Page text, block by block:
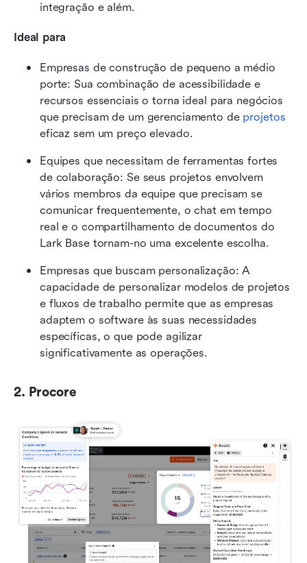
integração e além.
Ideal para
Empresas de construção de pequeno a médio
porte: Sua combinação de acessibilidade e
recursos essenciais o torna ideal para negócios
que precisam de um gerenciamento de projetos
eficaz sem um preço elevado.
Equipes que necessitam de ferramentas fortes
de colaboração: Se seus projetos envolvem
vários membros da equipe que precisam se
comunicar frequentemente, o chat em tempo
real e o compartilhamento de documentos do
Lark Base tornam-no uma excelente escolha.
Empresas que buscam personalização: A
capacidade de personalizar modelos de projetos
e fluxos de trabalho permite que as empresas
adaptem o software às suas necessidades
específicas, o que pode agilizar
significativamente as operações.
2. Procore